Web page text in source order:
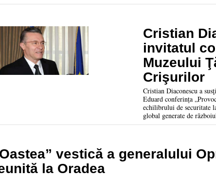
Cristian
invitatul
Muzeului
Crişurilor
Cristian Diaconescu a
Eduard conferința
echilibrului de securitate
global generate de
vestică a generalului
la Oradea